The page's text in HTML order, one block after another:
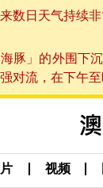
数日天气持续
豚」的外围下
对流，在下午
视频